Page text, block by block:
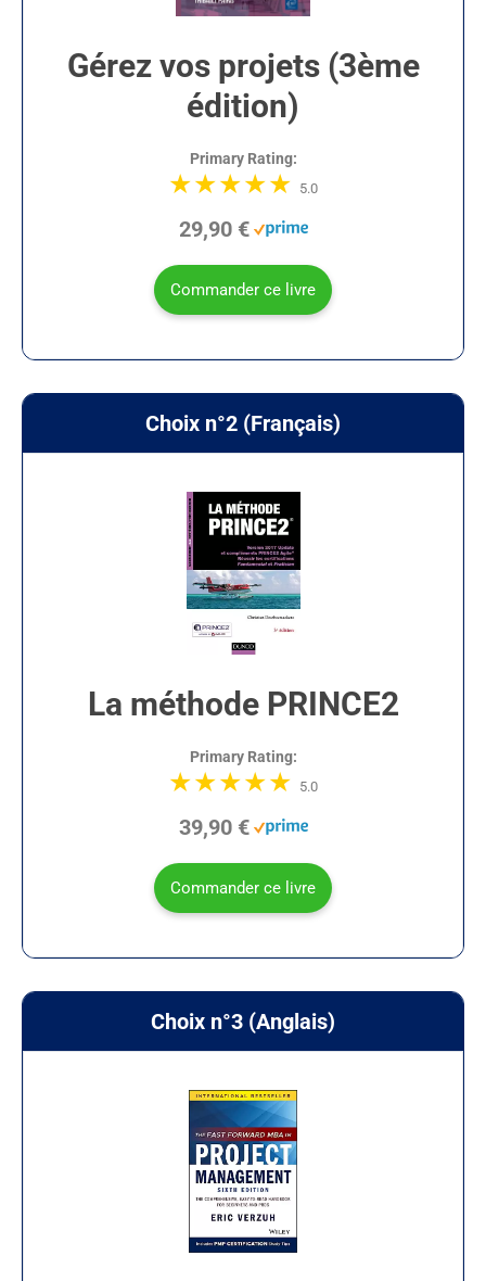
Gérez vos projets (3ème
édition)
Primary Rating:
5.0
29,90 €
Commander ce livre
Choix n°2 (Français)
La méthode PRINCE2
Primary Rating:
5.0
39,90 €
Commander ce livre
Choix n°3 (Anglais)